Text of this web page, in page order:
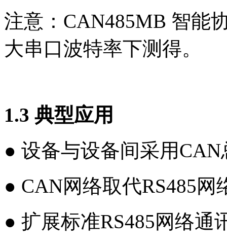
注意：CAN485MB 智能
大串口波特率下测得。
1.3 典型应用
● 设备与设备间采用CAN
● CAN网络取代RS485网
● 扩展标准RS485网络通